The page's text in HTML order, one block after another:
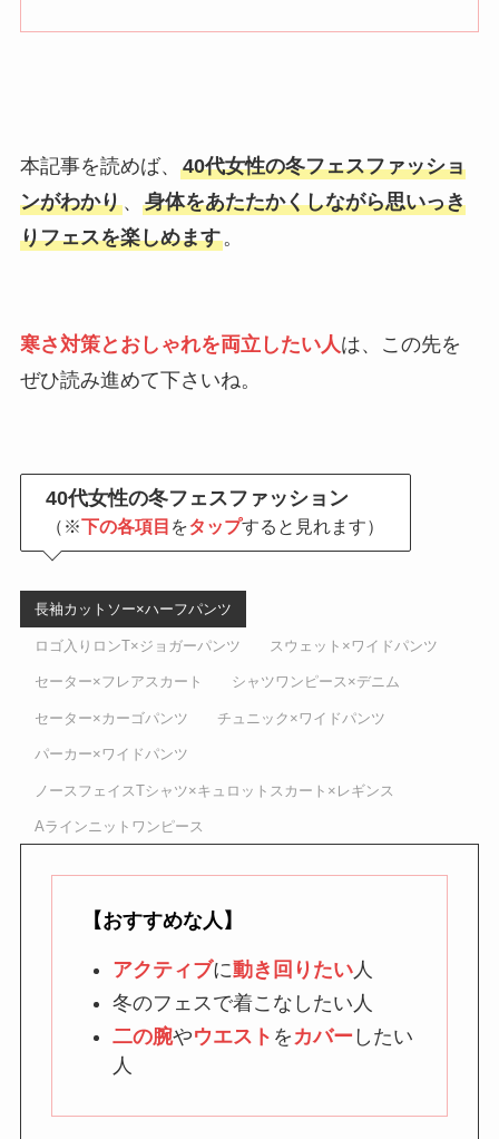
本記事を読めば、 40代女性の冬フェスファッショ
ンがわかり、 身体をあたたかくしながら思いっき
りフェスを楽しめます。
寒さ対策とおしゃれを両立したい人 は、この先を
ぜひ読み進めて下さいね。
40代女性の冬フェスファッション
（※下の各項目 をタップすると見れます）
長袖カットソー×ハーフパンツ
ロゴ入りロンT×ジョガーパンツ スウェット×ワイドパンツ
セーター×フレアスカート シャツワンピース×デニム
セーター×カーゴパンツ チュニック×ワイドパンツ
パーカー×ワイドパンツ
ノースフェイスTシャツ×キュロットスカート×レギンス
Aラインニットワンピース
【おすすめな人】
アクティブに動き回りたい人
冬のフェスで着こなしたい人
二の腕やウエスト を カバー したい
人